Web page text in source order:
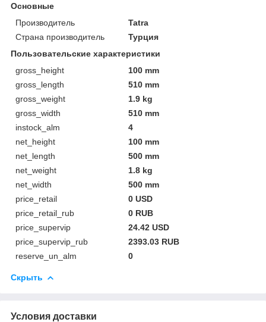
Основные
Производитель
Tatra
Страна производитель
Турция
Пользовательские характеристики
gross_height
100 mm
gross_length
510 mm
gross_weight
1.9 kg
gross_width
510 mm
instock_alm
4
net_height
100 mm
net_length
500 mm
net_weight
1.8 kg
net_width
500 mm
price_retail
0 USD
price_retail_rub
0 RUB
price_supervip
24.42 USD
price_supervip_rub
2393.03 RUB
reserve_un_alm
0
Скрыть
Условия доставки